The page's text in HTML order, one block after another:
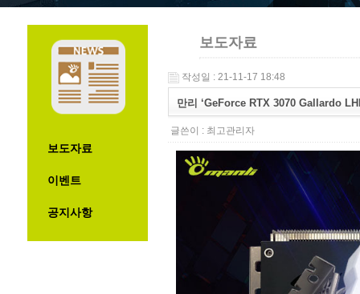
보도자료
이벤트
공지사항
보도자료
작성일 : 21-11-17 18:48
만리 ‘GeForce RTX 3070 Gallardo
글쓴이 : 최고관리자